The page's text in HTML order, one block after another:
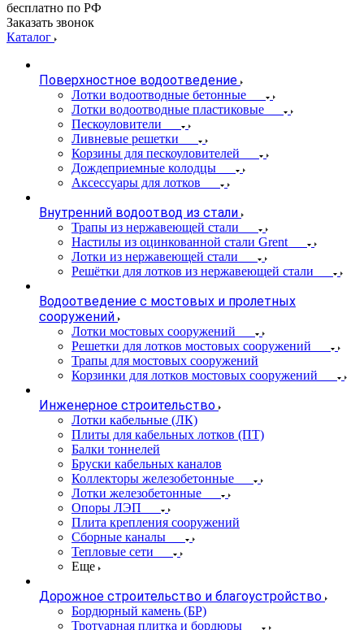
бесплатно по РФ
Заказать звонок
Каталог
Поверхностное водоотведение
Лотки водоотводные бетонные
Лотки водоотводные пластиковые
Пескоуловители
Ливневые решетки
Корзины для пескоуловителей
Дождеприемные колодцы
Аксессуары для лотков
Внутренний водоотвод из стали
Трапы из нержавеющей стали
Настилы из оцинкованной стали Grent
Лотки из нержавеющей стали
Решётки для лотков из нержавеющей стали
Водоотведение с мостовых и пролетных
сооружений
Лотки мостовых сооружений
Решетки для лотков мостовых сооружений
Трапы для мостовых сооружений
Корзинки для лотков мостовых сооружений
Инженерное строительство
Лотки кабельные (ЛК)
Плиты для кабельных лотков (ПТ)
Балки тоннелей
Бруски кабельных каналов
Коллекторы железобетонные
Лотки железобетонные
Опоры ЛЭП
Плита крепления сооружений
Сборные каналы
Тепловые сети
Еще
Дорожное строительство и благоустройство
Бордюрный камень (БР)
Тротуарная плитка и бордюры